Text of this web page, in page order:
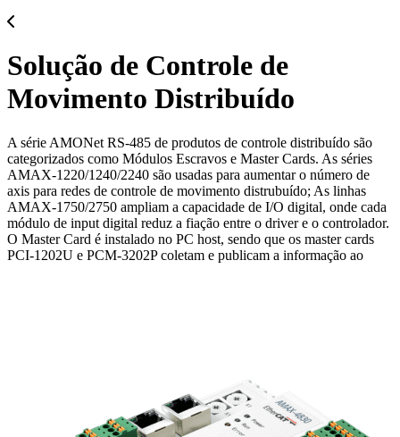
Solução de Controle de
Movimento Distribuído
A série AMONet RS-485 de produtos de controle distribuído são
categorizados como Módulos Escravos e Master Cards. As séries
AMAX-1220/1240/2240 são usadas para aumentar o número de
axis para redes de controle de movimento distrubuído; As linhas
AMAX-1750/2750 ampliam a capacidade de I/O digital, onde cada
módulo de input digital reduz a fiação entre o driver e o controlador.
O Master Card é instalado no PC host, sendo que os master cards
PCI-1202U e PCM-3202P coletam e publicam a informação ao